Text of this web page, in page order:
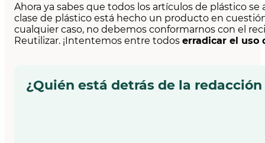
Ahora ya sabes que todos los artículos de plástico
clase de plástico está hecho un producto en
cualquier caso, no debemos conformarnos con el
Reutilizar. ¡Intentemos entre todos erradicar el uso
¿Quién está detrás de la